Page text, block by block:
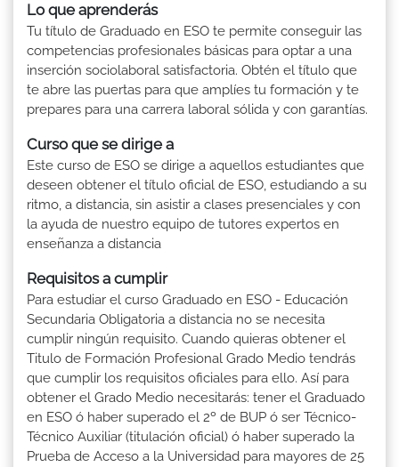
Lo que aprenderás
Tu título de Graduado en ESO te permite conseguir las
competencias profesionales básicas para optar a una
inserción sociolaboral satisfactoria. Obtén el título que
te abre las puertas para que amplíes tu formación y te
prepares para una carrera laboral sólida y con garantías.
Curso que se dirige a
Este curso de ESO se dirige a aquellos estudiantes que
deseen obtener el título oficial de ESO, estudiando a su
ritmo, a distancia, sin asistir a clases presenciales y con
la ayuda de nuestro equipo de tutores expertos en
enseñanza a distancia
Requisitos a cumplir
Para estudiar el curso Graduado en ESO - Educación
Secundaria Obligatoria a distancia no se necesita
cumplir ningún requisito. Cuando quieras obtener el
Titulo de Formación Profesional Grado Medio tendrás
que cumplir los requisitos oficiales para ello. Así para
obtener el Grado Medio necesitarás: tener el Graduado
en ESO ó haber superado el 2º de BUP ó ser Técnico-
Técnico Auxiliar (titulación oficial) ó haber superado la
Prueba de Acceso a la Universidad para mayores de 25